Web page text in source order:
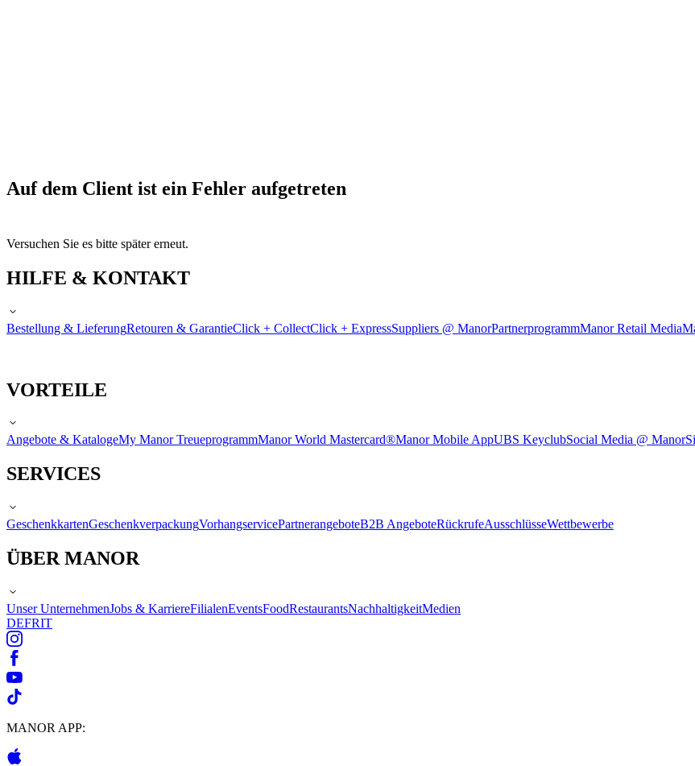
Auf dem Client ist ein Fehler aufgetreten
Versuchen Sie es bitte später erneut.
HILFE & KONTAKT
Bestellung & LieferungRetouren & GarantieClick + CollectClick + ExpressSuppliers @ ManorPartnerprogrammManor Retail Media
VORTEILE
Angebote & KatalogeMy Manor TreueprogrammManor World Mastercard®Manor Mobile AppUBS KeyclubSocial Media @ Manor
SERVICES
GeschenkkartenGeschenkverpackungVorhangservicePartnerangeboteB2B AngeboteRückrufeAusschlüsseWettbewerbe
ÜBER MANOR
Unser UnternehmenJobs & KarriereFilialenEventsFoodRestaurantsNachhaltigkeitMedien
DEFRIT
MANOR APP: